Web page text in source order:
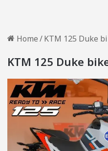
Home/KTM 125 Duke
KTM 125 Duke